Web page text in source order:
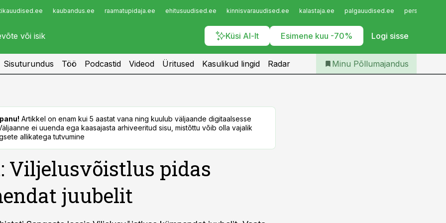
kaubandus.ee raamatupidaja.ee ehitusuudised.ee kinnisvarauudised.ee kalastaja.ee palgauudised.ee
Küsi AI-lt Esimene kuu -70% Logi sisse
Infopank
Iseteenindus
Telli Põllumajandus
Sisuturundus Töö Podcastid Videod Üritused Kasulikud lingid Radar Minu Põllumajandus
Artikkel on enam kui 5 aastat vana ning kuulub väljaande digitaalsesse
ei uuenda ega kaasajasta arhiveeritud sisu, mistõttu võib olla vajalik
allikatega tutvumine
Viljelusvõistlus pidas
juubelit